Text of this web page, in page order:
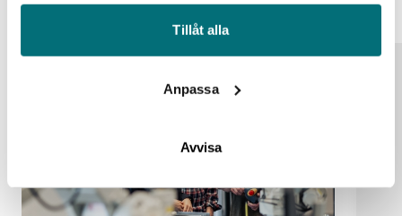
Tillåt alla
Anpassa
Avvisa